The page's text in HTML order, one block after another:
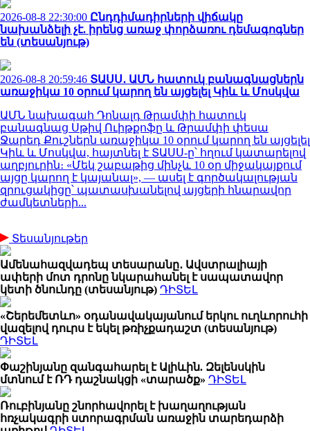
2026-08-8 22:30:00 Ընդդիմադիրների վիճակը
նախանձելի չէ. իրենց առաջ փորձառու դեմագոգներ
են (տեսանյութ)
2026-08-8 20:59:46 ՏԱՍՍ․ ԱՄՆ հատուկ բանագնացներն
առաջիկա 10 օրում կարող են այցելել Կիև և Մոսկվա
ԱՄՆ նախագահ Դոնալդ Թրամփի հատուկ
բանագնաց Սթիվ Ուիթքոֆը և Թրամփի փեսա
Ջարեդ Քուշներն առաջիկա 10 օրում կարող են այցելել
Կիև և Մոսկվա, հայտնել է ՏԱՍՍ-ը՝ հղում կատարելով
աղբյուրին։ «Մեկ շաբաթից մինչև 10 օր միջակայքում
այցը կարող է կայանալ», — ասել է գործակալության
զրուցակիցը՝ պատասխանելով այցերի հնարավոր
ժամկետների...
Տեսանյութեր
Ամենահազվադեպ տեսարանը․ Ավստրալիայի
ափերի մոտ դրոնը նկարահանել է սապատավոր
կետի ծնունդը (տեսանյութ) ԴԻՏԵԼ
«Շերեմետևո» օդանավակայանում երկու ուղևորուհի
վազելով դուրս է եկել թռիչքադաշտ (տեսանյութ)
ԴԻՏԵԼ
Փաշինյանը զանգահարել է Ալիևին. Զելենսկին
մտնում է ՌԴ դաշնակցի «տարածք» ԴԻՏԵԼ
Ռուբինյանը շնորհավորել է խաղաղության
հռչակագրի ստորագրման առաջին տարեդարձի